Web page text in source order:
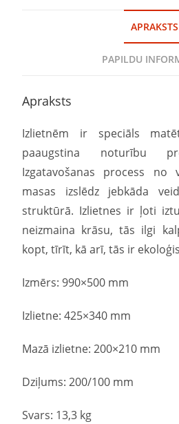
APRAKSTS
PAPILDU
Apraksts
Izlietnēm ir speciāls
paaugstina noturību
Izgatavošanas process no
masas izslēdz jebkāda
struktūrā. Izlietnes ir ļoti
neizmaina krāsu, tās ilgi
kopt, tīrīt, kā arī, tās ir
Izmērs: 990×500 mm
Izlietne: 425×340 mm
Mazā izlietne: 200×210 mm
Dziļums: 200/100 mm
Svars: 13,3 kg